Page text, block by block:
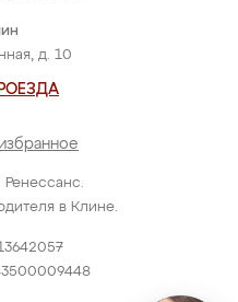
в Клине.
д. 10